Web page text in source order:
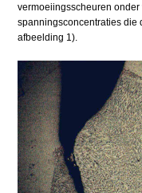
vermoeiingsscheuren
spanningsconcentraties die
afbeelding 1).